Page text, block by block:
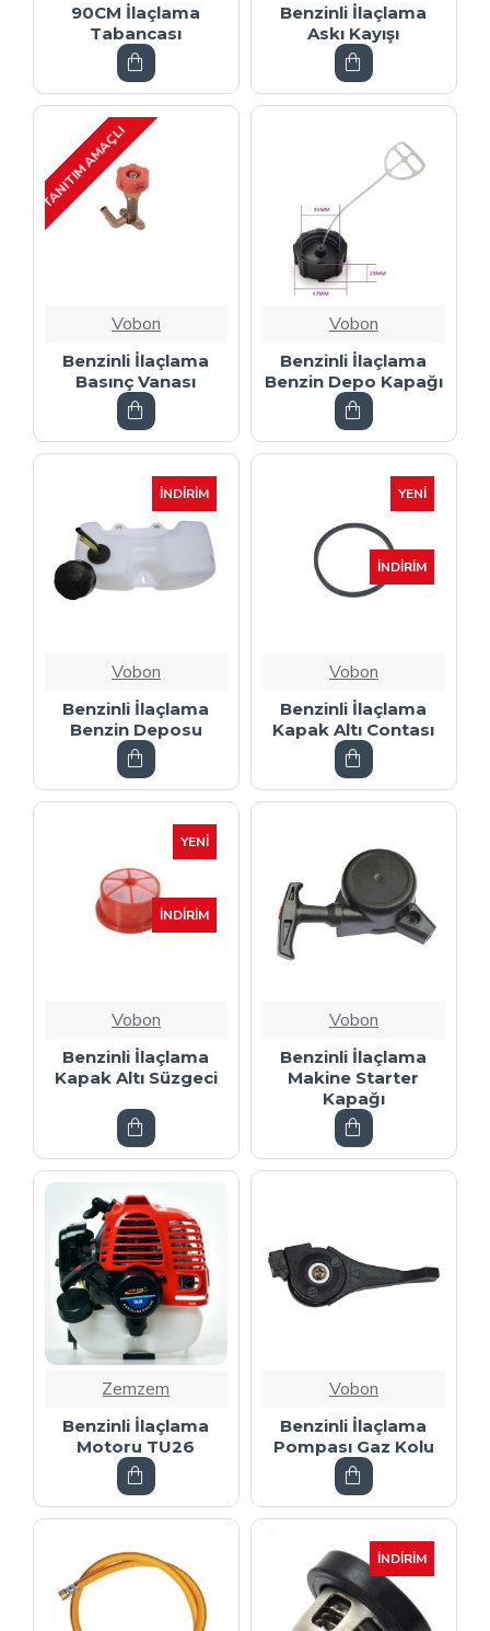
90CM İlaçlama
Tabancası
Benzinli İlaçlama
Askı Kayışı
TANITIM AMAÇLI
Vobon
Benzinli İlaçlama
Basınç Vanası
Vobon
Benzinli İlaçlama
Benzin Depo Kapağı
İNDIRIM
Vobon
Benzinli İlaçlama
Benzin Deposu
YENI
İNDIRIM
Vobon
Benzinli İlaçlama
Kapak Altı Contası
YENI
İNDIRIM
Vobon
Benzinli İlaçlama
Kapak Altı Süzgeci
Vobon
Benzinli İlaçlama
Makine Starter
Kapağı
Zemzem
Benzinli İlaçlama
Motoru TU26
Vobon
Benzinli İlaçlama
Pompası Gaz Kolu
İNDIRIM